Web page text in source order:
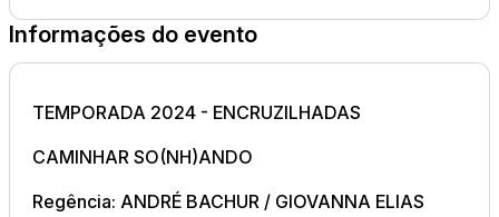
Informações do evento
TEMPORADA 2024 - ENCRUZILHADAS
CAMINHAR SO(NH)ANDO
Regência: ANDRÉ BACHUR / GIOVANNA ELIAS